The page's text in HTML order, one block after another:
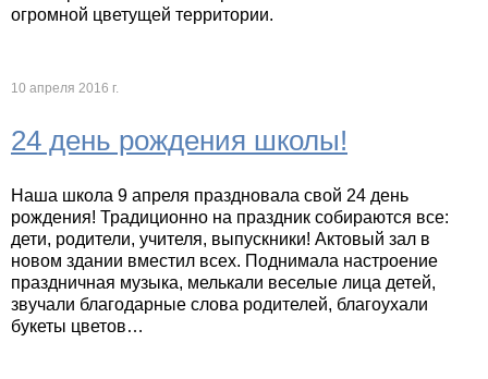
огромной цветущей территории.
10 апреля 2016 г.
24 день рождения школы!
Наша школа 9 апреля праздновала свой 24 день
рождения! Традиционно на праздник собираются все:
дети, родители, учителя, выпускники! Актовый зал в
новом здании вместил всех. Поднимала настроение
праздничная музыка, мелькали веселые лица детей,
звучали благодарные слова родителей, благоухали
букеты цветов…